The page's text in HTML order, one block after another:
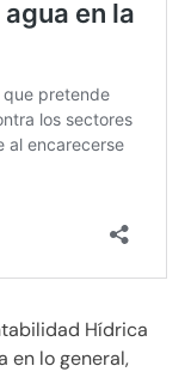
Hídrica
en lo general,